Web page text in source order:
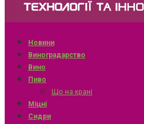
Новини
Виноградарство
Вино
Пиво
Що на крані
Міцні
Сидри